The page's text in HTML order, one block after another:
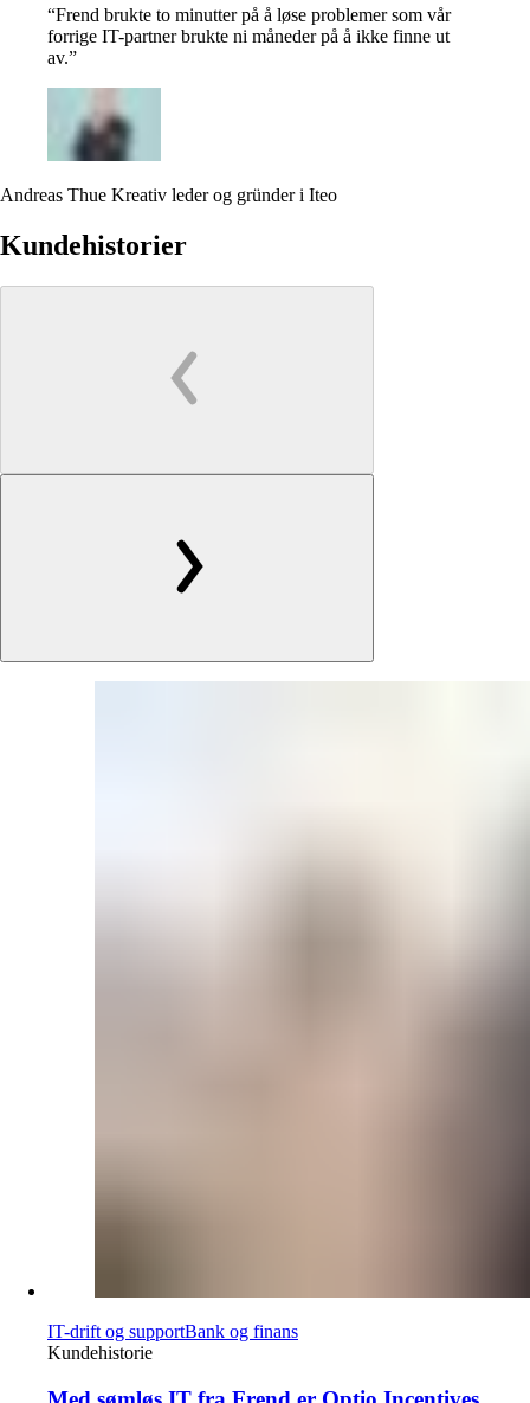
“Frend brukte to minutter på å løse problemer som vår
forrige IT-partner brukte ni måneder på å ikke finne ut
av.”
Andreas Thue Kreativ leder og gründer i Iteo
Kundehistorier
IT-drift og supportBank og finans
Kundehistorie